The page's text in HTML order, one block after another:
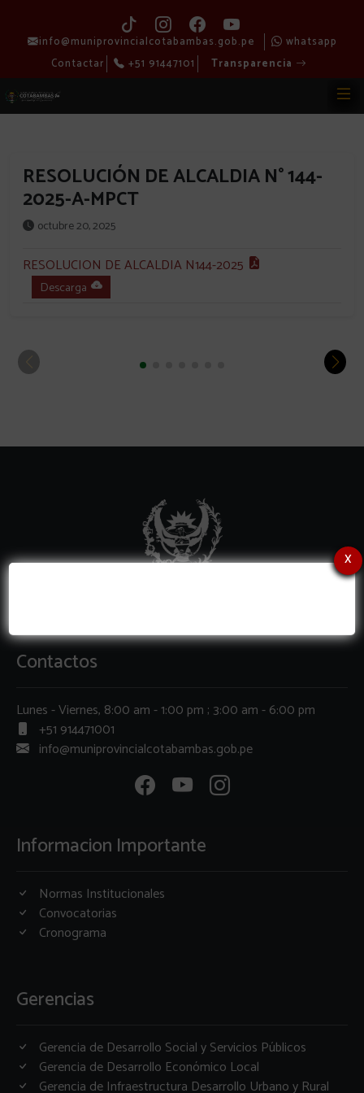
info@muniprovincialcotabambas.gob.pe
whatsapp
Contactar
+51 91447101 Transparencia
RESOLUCIÓN DE ALCALDIA N° 144-
2025-A-MPCT
octubre 20, 2025
RESOLUCION DE ALCALDIA N144-2025
Descarga
x
Contactos
Lunes - Viernes, 8:00 am - 1:00 pm ; 3:00 am - 6:00 pm
+51 914471001
info@muniprovincialcotabambas.gob.pe
Informacion Importante
Normas Institucionales
Convocatorias
Cronograma
Gerencias
Gerencia de Desarrollo Social y Servicios Públicos
Gerencia de Desarrollo Económico Local
Gerencia de Infraestructura Desarrollo Urbano y Rural